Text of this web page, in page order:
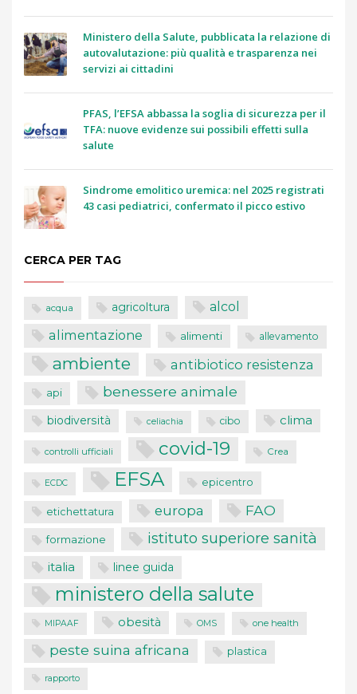
Ministero della Salute, pubblicata la relazione di
autovalutazione: più qualità e trasparenza nei
servizi ai cittadini
PFAS, l’EFSA abbassa la soglia di sicurezza per il
TFA: nuove evidenze sui possibili effetti sulla
salute
Sindrome emolitico uremica: nel 2025 registrati
43 casi pediatrici, confermato il picco estivo
CERCA PER TAG
acqua agricoltura alcol
alimentazione alimenti allevamento
ambiente antibiotico resistenza
api benessere animale
biodiversità celiachia cibo clima
controlli ufficiali covid-19 Crea
ECDC EFSA epicentro
etichettatura europa FAO
formazione istituto superiore sanità
italia linee guida
ministero della salute
MIPAAF obesità OMS one health
peste suina africana plastica
rapporto